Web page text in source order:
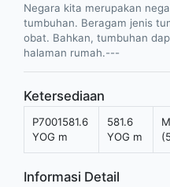
Negara kita merupakan
tumbuhan. Beragam jenis
obat. Bahkan, tumbuhan
halaman rumah.---
Ketersediaan
P7001581.6
YOG m
581.6
YOG m
Informasi Detail